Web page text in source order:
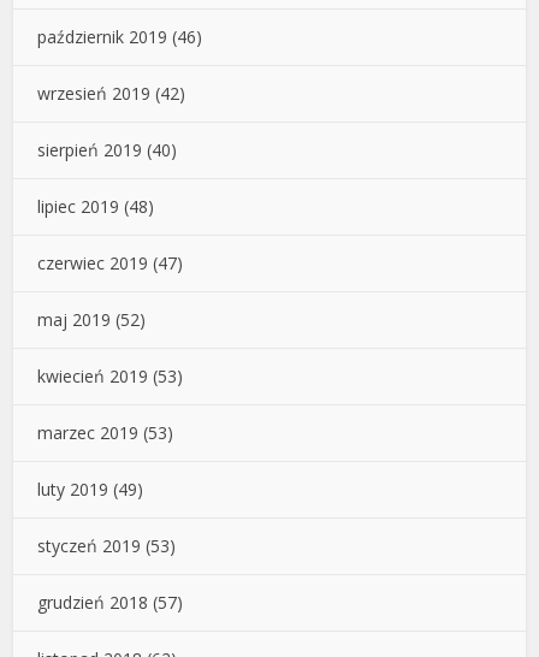
październik 2019 (46)
wrzesień 2019 (42)
sierpień 2019 (40)
lipiec 2019 (48)
czerwiec 2019 (47)
maj 2019 (52)
kwiecień 2019 (53)
marzec 2019 (53)
luty 2019 (49)
styczeń 2019 (53)
grudzień 2018 (57)